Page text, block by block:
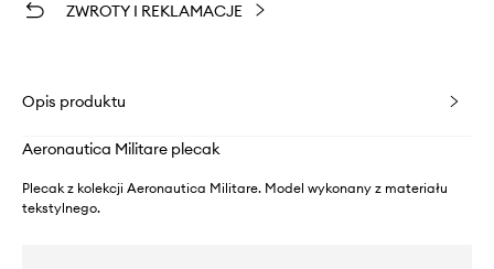
ZWROTY I REKLAMACJE
Opis produktu
Aeronautica Militare plecak
Plecak z kolekcji Aeronautica Militare. Model wykonany z materiału
tekstylnego.